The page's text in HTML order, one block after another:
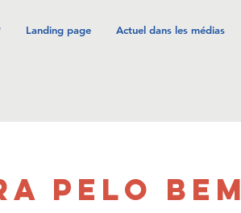
Landing page Actuel dans les médias
PELO BEM